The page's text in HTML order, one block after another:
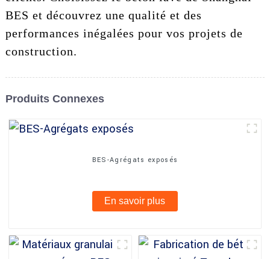
BES et découvrez une qualité et des
performances inégalées pour vos projets de
construction.
Produits Connexes
BES-Agrégats exposés
En savoir plus